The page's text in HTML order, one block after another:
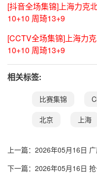
[抖音全场集锦]上海力克
10+10 周琦13+9
[CCTV全场集锦]上海力
10+10 周琦13+9
相关标签:
比赛集锦
北京 上海
上一篇： 2026年05月16日
下一篇： 2026年05月16日